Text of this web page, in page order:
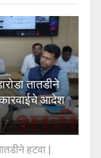
तातडीने
आदेश
हटवा |